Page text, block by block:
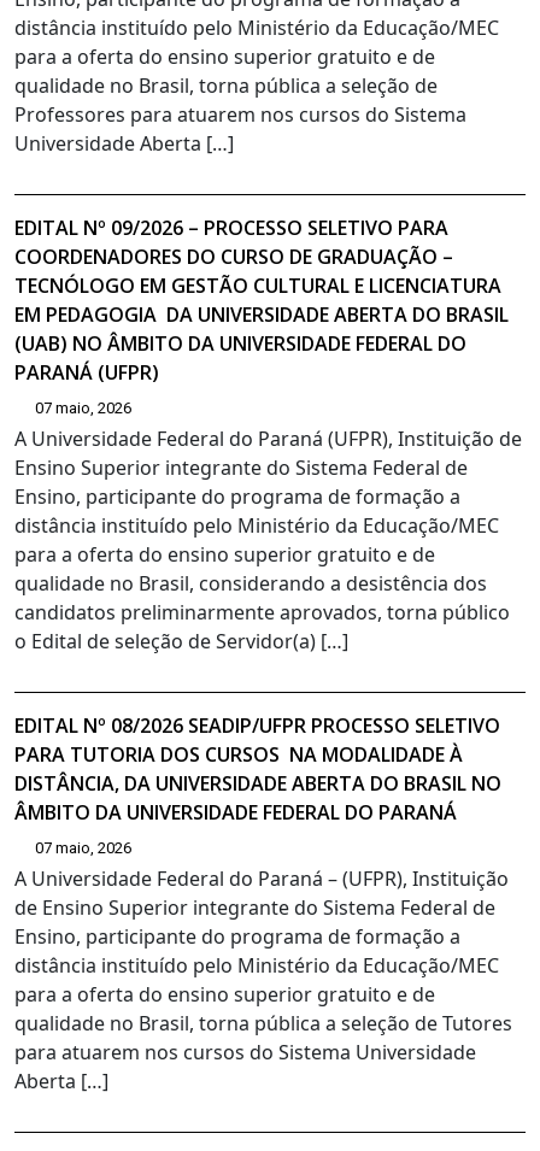
distância instituído pelo Ministério da Educação/MEC
para a oferta do ensino superior gratuito e de
qualidade no Brasil, torna pública a seleção de
Professores para atuarem nos cursos do Sistema
Universidade Aberta […]
EDITAL Nº 09/2026 – PROCESSO SELETIVO PARA
COORDENADORES DO CURSO DE GRADUAÇÃO –
TECNÓLOGO EM GESTÃO CULTURAL E LICENCIATURA
EM PEDAGOGIA DA UNIVERSIDADE ABERTA DO BRASIL
(UAB) NO ÂMBITO DA UNIVERSIDADE FEDERAL DO
PARANÁ (UFPR)
07 maio, 2026
A Universidade Federal do Paraná (UFPR), Instituição de
Ensino Superior integrante do Sistema Federal de
Ensino, participante do programa de formação a
distância instituído pelo Ministério da Educação/MEC
para a oferta do ensino superior gratuito e de
qualidade no Brasil, considerando a desistência dos
candidatos preliminarmente aprovados, torna público
o Edital de seleção de Servidor(a) […]
EDITAL Nº 08/2026 SEADIP/UFPR PROCESSO SELETIVO
PARA TUTORIA DOS CURSOS NA MODALIDADE À
DISTÂNCIA, DA UNIVERSIDADE ABERTA DO BRASIL NO
ÂMBITO DA UNIVERSIDADE FEDERAL DO PARANÁ
07 maio, 2026
A Universidade Federal do Paraná – (UFPR), Instituição
de Ensino Superior integrante do Sistema Federal de
Ensino, participante do programa de formação a
distância instituído pelo Ministério da Educação/MEC
para a oferta do ensino superior gratuito e de
qualidade no Brasil, torna pública a seleção de Tutores
para atuarem nos cursos do Sistema Universidade
Aberta […]